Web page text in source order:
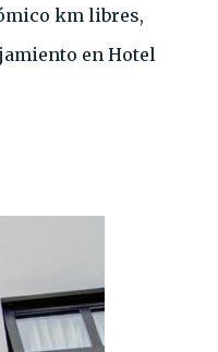
km libres,
en Hotel